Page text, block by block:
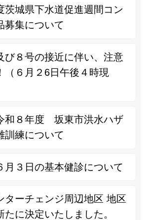
茨城県下水道促進週間コン
募集について
び８号の接近に伴い、注意
（６月２6日午後４時現
和８年度 坂東市洪水ハザ
訓練について
月３日の基本健診について
ターチェンジ周辺地区 地区
たに決定いたしました。